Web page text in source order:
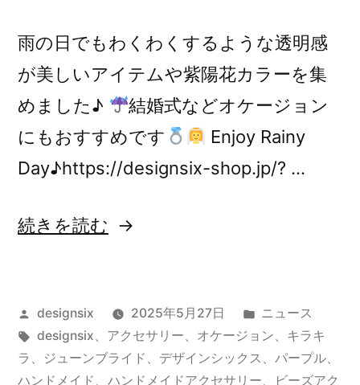
雨の日でもわくわくするような透明感
が美しいアイテムや紫陽花カラーを集
めました♪
結婚式などオケージョン
にもおすすめです
Enjoy Rainy
Day♪https://designsix-shop.jp/? …
“Enjoy
の
続きを読む
投
稿
者:
designsix 2025年5月27日
カ
テ
リ
ニュース
タ
グ:
designsix、 アクセサリー、 オケージョン、 キラキ
ラ 、 ジューンブライド 、 デザインシックス 、 パープル、
ハンドメイド 、 ハンドメイドアクセサリー、 ビーズアク